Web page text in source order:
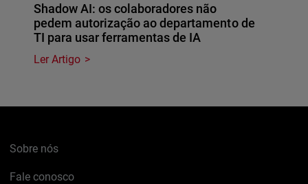
Shadow AI: os colaboradores não
pedem autorização ao departamento de
TI para usar ferramentas de IA
Ler Artigo
Sobre nós
Fale conosco